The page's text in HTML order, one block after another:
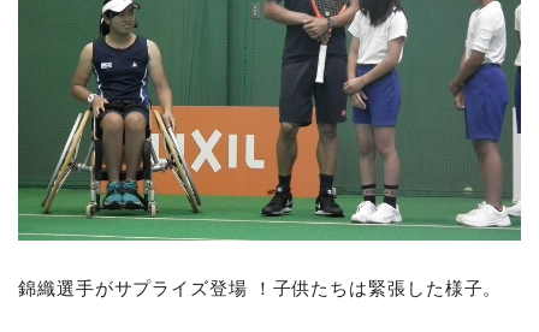
錦織選手がサプライズ登場 ！子供たちは緊張した様子。